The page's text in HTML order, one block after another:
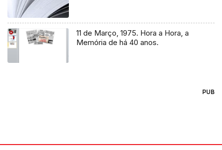
11 de Março, 1975. Hora a Hora, a
Memória de há 40 anos.
PUB